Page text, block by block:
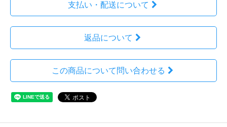
支払い・配送について
返品について
この商品について問い合わせる